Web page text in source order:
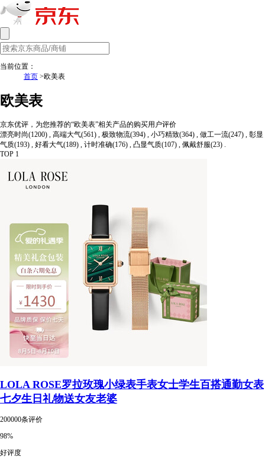
当前位置：
首页 >欧美表
欧美表
京东优评，为您推荐的“欧美表”相关产品的购买用户评价
漂亮时尚(1200) , 高端大气(561) , 极致物流(394) , 小巧精致(364) , 做工一流(247) , 彰显
气质(193) , 好看大气(189) , 计时准确(176) , 凸显气质(107) , 佩戴舒服(23) .
TOP 1
LOLA ROSE罗拉玫瑰小绿表手表女士学生百搭通勤女表
七夕生日礼物送女友老婆
200000条评价
98%
好评度